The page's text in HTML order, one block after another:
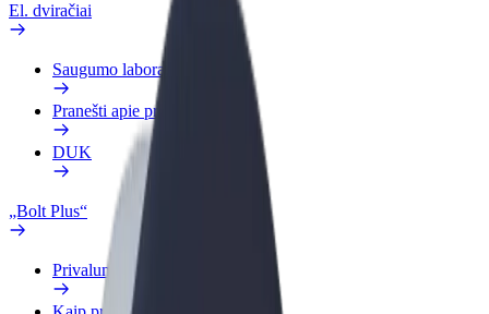
El. dviračiai
Saugumo laboratorija
Pranešti apie problemą
DUK
„Bolt Plus“
Privalumai